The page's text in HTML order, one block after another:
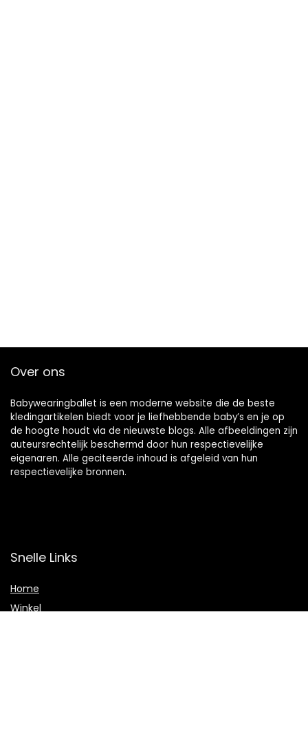
Over ons
Babywearingballet is een moderne website die de beste
kledingartikelen biedt voor je liefhebbende baby’s en je op
de hoogte houdt via de nieuwste blogs. Alle afbeeldingen zijn
auteursrechtelijk beschermd door hun respectievelijke
eigenaren. Alle geciteerde inhoud is afgeleid van hun
respectievelijke bronnen.
Snelle Links
Home
Winkel